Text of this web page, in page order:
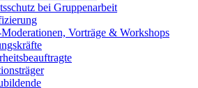
bei Gruppenarbeit
Vorträge & Workshops